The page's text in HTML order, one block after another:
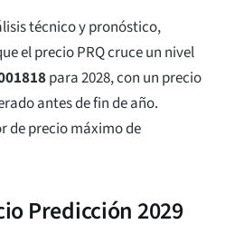
técnico y pronóstico,
el precio PRQ cruce un nivel
para 2028, con un precio
antes de fin de año.
de precio máximo de
Predicción 2029